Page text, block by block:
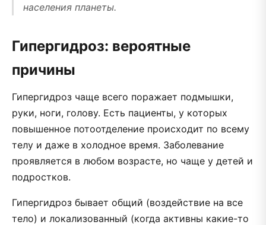
населения планеты.
Гипергидроз: вероятные
причины
Гипергидроз чаще всего поражает подмышки,
руки, ноги, голову. Есть пациенты, у которых
повышенное потоотделение происходит по всему
телу и даже в холодное время. Заболевание
проявляется в любом возрасте, но чаще у детей и
подростков.
Гипергидроз бывает общий (воздействие на все
тело) и локализованный (когда активны какие-то